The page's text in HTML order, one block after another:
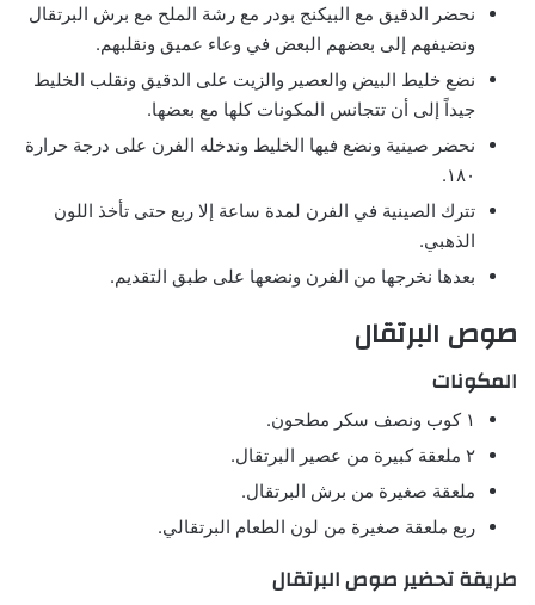
نحضر الدقيق مع البيكنج بودر مع رشة الملح مع برش البرتقال
ونضيفهم إلى بعضهم البعض في وعاء عميق ونقلبهم.
نضع خليط البيض والعصير والزيت على الدقيق ونقلب الخليط
جيداً إلى أن تتجانس المكونات كلها مع بعضها.
نحضر صينية ونضع فيها الخليط وندخله الفرن على درجة حرارة
١٨٠.
تترك الصينية في الفرن لمدة ساعة إلا ربع حتى تأخذ اللون
الذهبي.
بعدها نخرجها من الفرن ونضعها على طبق التقديم.
صوص البرتقال
المكونات
١ كوب ونصف سكر مطحون.
٢ ملعقة كبيرة من عصير البرتقال.
ملعقة صغيرة من برش البرتقال.
ربع ملعقة صغيرة من لون الطعام البرتقالي.
طريقة تحضير صوص البرتقال